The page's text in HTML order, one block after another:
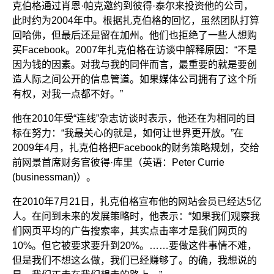
克伯格通过肖恩·帕克邀约到彼得·泰尔来投资他的公司，
此时约为2004年中。根据扎克伯格的回忆，虽然团队打算
回哈佛，但最后还是留在加州。他们也拒绝了一些人想购
买Facebook。2007年扎克伯格在访谈中解释原因：“不是
因为钱的因素。对我与我的同伴而言，最重要的就是要创
造人际之间公开的信息管道。如果媒体公司拥有了这个所
有权，对我一点都不好。”
他在2010年受“连线”杂志访谈时表示，他还在为相同的目
标在努力：“我最关心的就是，如何让世界更开放。”在
2009年4月，扎克伯格把Facebook的财务策略规划，交给
前网景首席财务官彼得·库里（英语：Peter Currie
(businessman)）。
在2010年7月21日，扎克伯格宣布他的网站会员已经达5亿
人。在问到未来的发展策略时，他表示：“如果我们观察我
们网页平均的广告搜索率，其实点击率才是我们网页的
10%。但它被要求要升到20%。……要做这件事情不难，
但是我们不想这么做，我们已经赚够了。的确，我想说的